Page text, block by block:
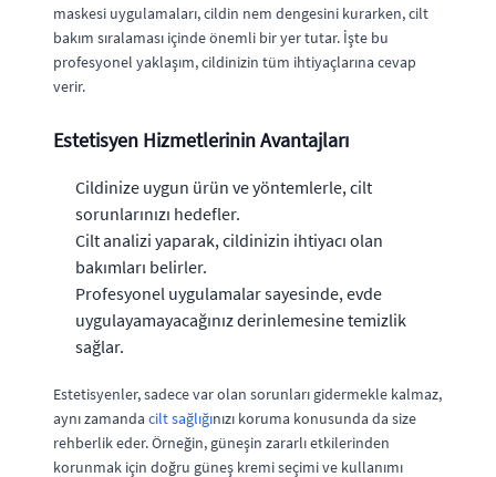
maskesi uygulamaları, cildin nem dengesini kurarken, cilt
bakım sıralaması içinde önemli bir yer tutar. İşte bu
profesyonel yaklaşım, cildinizin tüm ihtiyaçlarına cevap
verir.
Estetisyen Hizmetlerinin Avantajları
Cildinize uygun ürün ve yöntemlerle, cilt
sorunlarınızı hedefler.
Cilt analizi yaparak, cildinizin ihtiyacı olan
bakımları belirler.
Profesyonel uygulamalar sayesinde, evde
uygulayamayacağınız derinlemesine temizlik
sağlar.
Estetisyenler, sadece var olan sorunları gidermekle kalmaz,
aynı zamanda cilt sağlığınızı koruma konusunda da size
rehberlik eder. Örneğin, güneşin zararlı etkilerinden
korunmak için doğru güneş kremi seçimi ve kullanımı